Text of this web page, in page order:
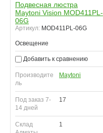
Подвесная люстра
Maytoni Vision MOD411PL-
06G
Артикул: MOD411PL-06G
Освещение
Добавить к сравнению
Производите
ль
Maytoni
Под заказ 7-
14 дней
17
Склад
1